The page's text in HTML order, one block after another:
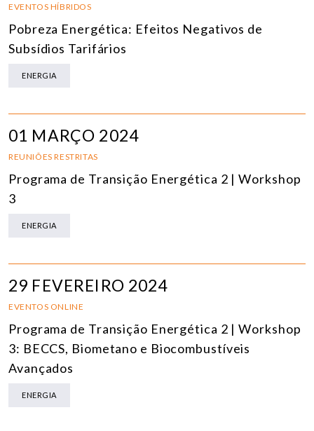
EVENTOS HÍBRIDOS
Pobreza Energética: Efeitos Negativos de
Subsídios Tarifários
ENERGIA
01 MARÇO 2024
REUNIÕES RESTRITAS
Programa de Transição Energética 2 | Workshop
3
ENERGIA
29 FEVEREIRO 2024
EVENTOS ONLINE
Programa de Transição Energética 2 | Workshop
3: BECCS, Biometano e Biocombustíveis
Avançados
ENERGIA